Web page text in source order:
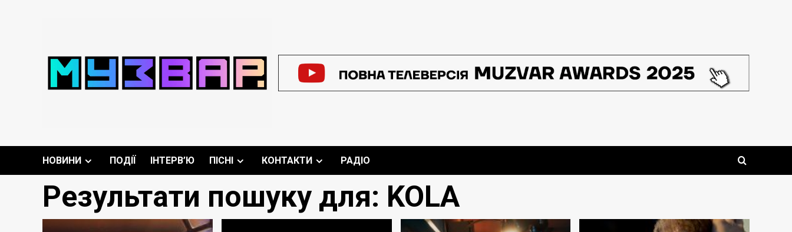
НОВИНИ ПОДІЇ ІНТЕРВ’Ю ПІСНІ КОНТАКТИ РАДІО
Результати пошуку для: KOLA